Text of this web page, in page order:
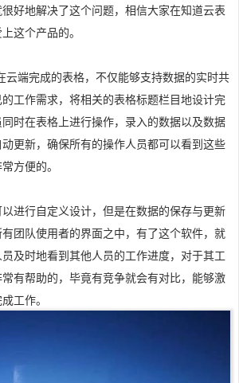
好地解决了这个问题，相信大家在知道云表
这个产品的。
云端完成的表格，不仅能够支持数据的实时共
工作需求，将相关的表格标题栏目地设计完
时在表格上进行操作，录入的数据以及数据
更新，确保所有的操作人员都可以看到这些
方便的。
进行自定义设计，但是在数据的保存与更新
有团队使用者的界面之中，有了这个软件，就
及时地看到其他人员的工作进度，对于其工
有帮助的，毕竟有竞争就会有对比，能够激
工作。